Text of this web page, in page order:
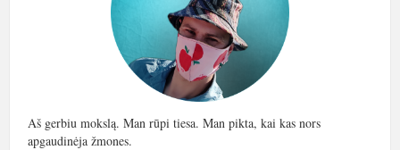
Aš gerbiu mokslą. Man rūpi tiesa. Man pikta, kai kas nors
apgaudinėja žmones.